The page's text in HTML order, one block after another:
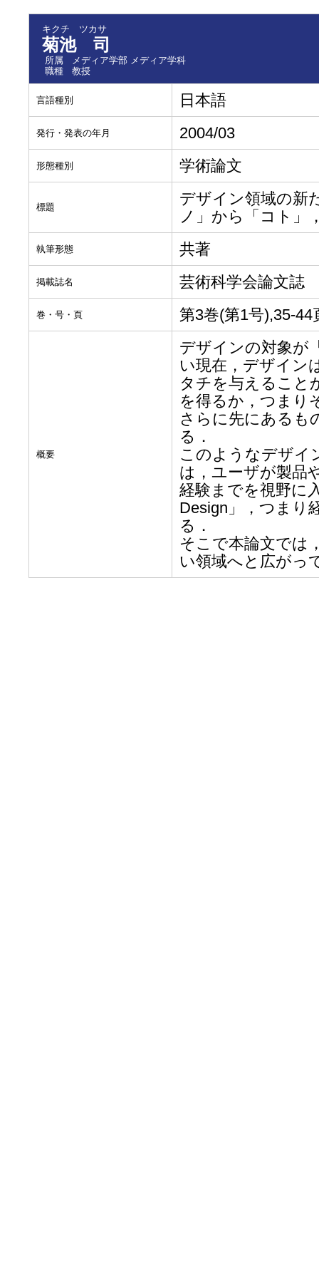
キクチ ツカサ
菊池 司
所属
メディア学部 メディア学科
職種
教授
言語種別 日本語
発行・発表の年月 2004/03
形態種別 学術論文
標題
デザイン領域の新
ノ」から「コト」
執筆形態 共著
掲載誌名 芸術科学会論文誌
巻・号・頁 第3巻(第1号),35-44
概要
デザインの対象が
い現在，デザイン
タチを与えること
を得るか，つまり
さらに先にあるも
る．
このようなデザイ
は，ユーザが製品
経験までを視野に
Design」，つまり
る．
そこで本論文では
い領域へと広がっ